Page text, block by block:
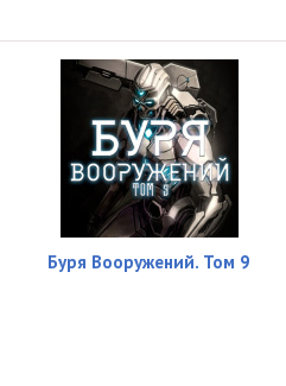
Буря Вооружений. Том 9